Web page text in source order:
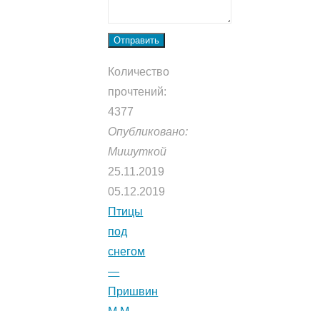
Отправить
Количество
прочтений:
4377
Опубликовано:
Мишуткой
25.11.2019
05.12.2019
Птицы
под
снегом
—
Пришвин